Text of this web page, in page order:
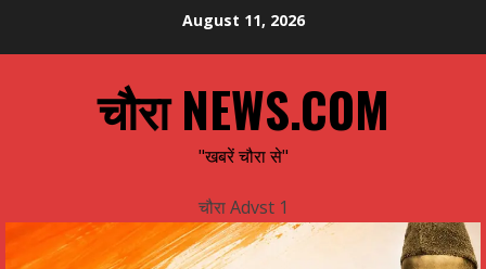
August 11, 2026
चौरा NEWS.COM
"खबरें चौरा से"
चौरा Advst 1